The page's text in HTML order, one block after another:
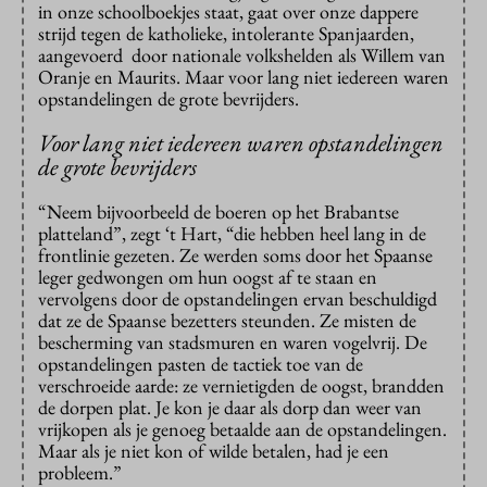
in onze schoolboekjes staat, gaat over onze dappere
strijd tegen de katholieke, intolerante Spanjaarden,
aangevoerd door nationale volkshelden als Willem van
Oranje en Maurits. Maar voor lang niet iedereen waren
opstandelingen de grote bevrijders.
Voor lang niet iedereen waren opstandelingen
de grote bevrijders
“Neem bijvoorbeeld de boeren op het Brabantse
platteland”, zegt ‘t Hart, “die hebben heel lang in de
frontlinie gezeten. Ze werden soms door het Spaanse
leger gedwongen om hun oogst af te staan en
vervolgens door de opstandelingen ervan beschuldigd
dat ze de Spaanse bezetters steunden. Ze misten de
bescherming van stadsmuren en waren vogelvrij. De
opstandelingen pasten de tactiek toe van de
verschroeide aarde: ze vernietigden de oogst, brandden
de dorpen plat. Je kon je daar als dorp dan weer van
vrijkopen als je genoeg betaalde aan de opstandelingen.
Maar als je niet kon of wilde betalen, had je een
probleem.”